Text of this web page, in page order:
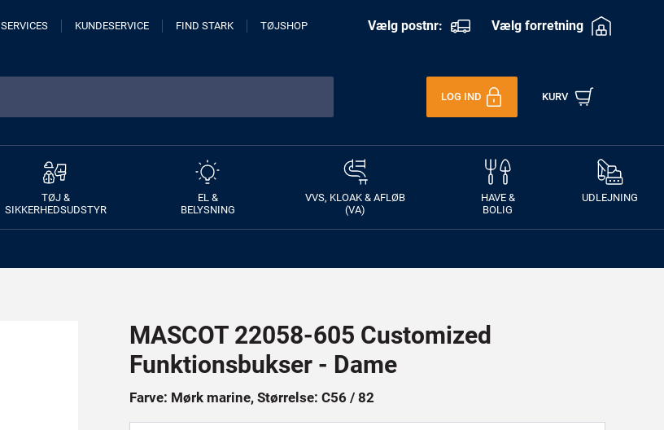
SERVICES KUNDESERVICE FIND STARK TØJSHOP Vælg postnr: Vælg forretning
LOG IND KURV
TØJ &
SIKKERHEDSUDSTYR
EL &
BELYSNING
VVS, KLOAK & AFLØB
(VA)
HAVE &
BOLIG
UDLEJNING
MASCOT 22058-605 Customized
Funktionsbukser - Dame
Farve: Mørk marine, Størrelse: C56 / 82